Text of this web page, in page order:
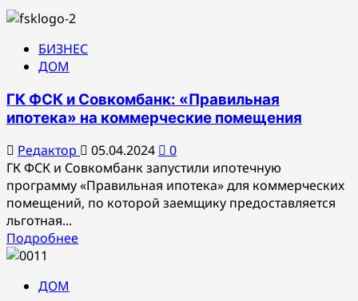
БИЗНЕС
ДОМ
ГК ФСК и Совкомбанк: «Правильная
ипотека» на коммерческие помещения
Редактор 05.04.2024
0
ГК ФСК и Совкомбанк запустили ипотечную
программу «Правильная ипотека» для коммерческих
помещений, по которой заемщику предоставляется
льготная...
Подробнее
ДОМ